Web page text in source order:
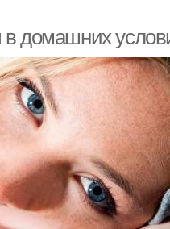
домашних